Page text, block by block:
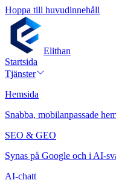
Hoppa till huvudinnehåll
Elithan
Startsida
Tjänster
Hemsida
Snabba, mobilanpassade
SEO & GEO
Synas på Google och i AI-
AI-chatt